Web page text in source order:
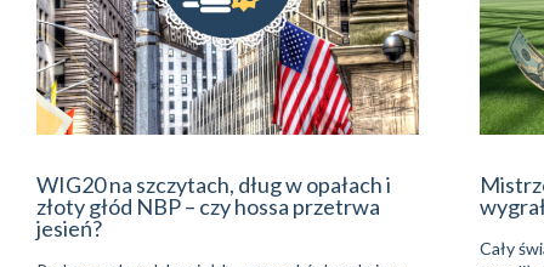
WIG20 na szczytach, dług w opałach i
złoty głód NBP – czy hossa przetrwa
jesień?
Cały